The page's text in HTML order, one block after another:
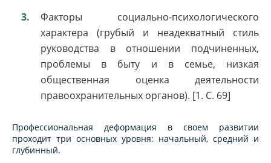
Факторы социально-психологического
характера (грубый и неадекватный стиль
руководства в отношении подчиненных,
проблемы в быту и в семье, низкая
общественная оценка деятельности
правоохранительных органов). [1. С. 69]
Профессиональная деформация в своем развитии
проходит три основных уровня: начальный, средний и
глубинный.